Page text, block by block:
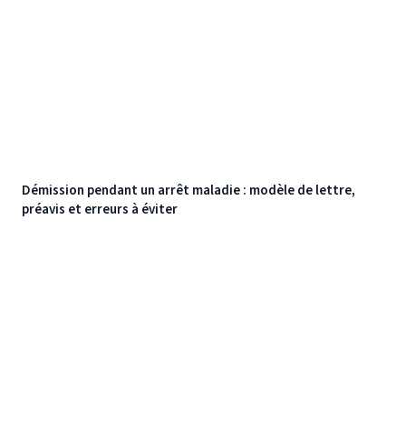
Démission pendant un arrêt maladie : modèle de lettre,
préavis et erreurs à éviter